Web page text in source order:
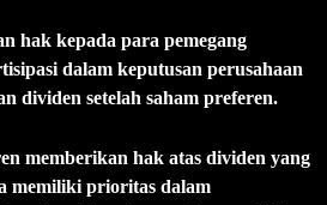
hak kepada para pemegang
dalam keputusan perusahaan
dividen setelah saham preferen.
memberikan hak atas dividen yang
memiliki prioritas dalam